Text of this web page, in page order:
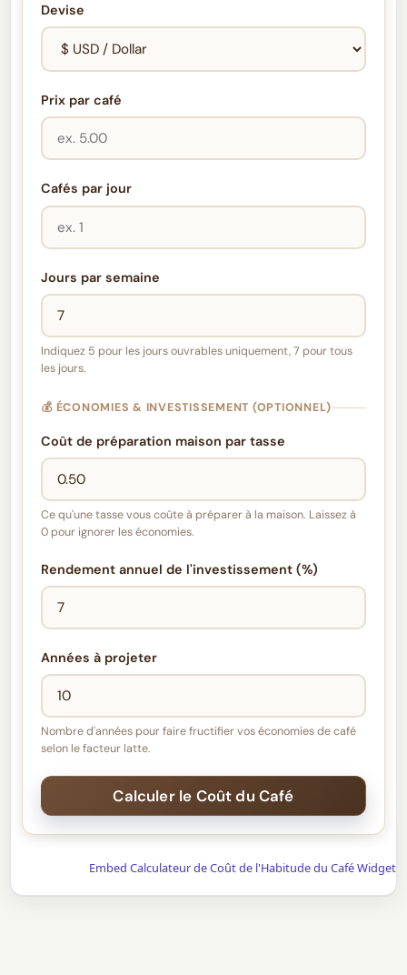
Devise
Prix par café
Cafés par jour
Jours par semaine
Indiquez 5 pour les jours ouvrables uniquement, 7 pour tous
les jours.
💰 ÉCONOMIES & INVESTISSEMENT (OPTIONNEL)
Coût de préparation maison par tasse
Ce qu'une tasse vous coûte à préparer à la maison. Laissez à
0 pour ignorer les économies.
Rendement annuel de l'investissement (%)
Années à projeter
Nombre d'années pour faire fructifier vos économies de café
selon le facteur latte.
Embed Calculateur de Coût de l'Habitude du Café Widget